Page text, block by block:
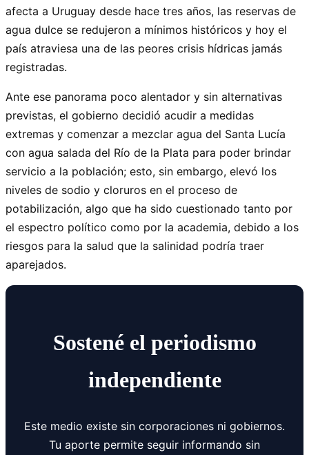
afecta a Uruguay desde hace tres años, las reservas de
agua dulce se redujeron a mínimos históricos y hoy el
país atraviesa una de las peores crisis hídricas jamás
registradas.
Ante ese panorama poco alentador y sin alternativas
previstas, el gobierno decidió acudir a medidas
extremas y comenzar a mezclar agua del Santa Lucía
con agua salada del Río de la Plata para poder brindar
servicio a la población; esto, sin embargo, elevó los
niveles de sodio y cloruros en el proceso de
potabilización, algo que ha sido cuestionado tanto por
el espectro político como por la academia, debido a los
riesgos para la salud que la salinidad podría traer
aparejados.
Sostené el periodismo
independiente
Este medio existe sin corporaciones ni gobiernos.
Tu aporte permite seguir informando sin